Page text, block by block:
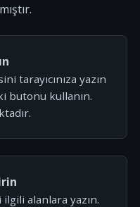
tarayıcınıza yazın
butonu kullanın.
ilgili alanlara yazın.